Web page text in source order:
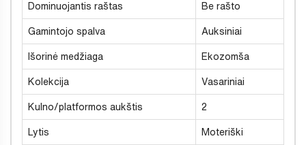
Dominuojantis raštas Be rašto
Gamintojo spalva Auksiniai
Išorinė medžiaga Ekozomša
Kolekcija Vasariniai
Kulno/platformos aukštis 2
Lytis Moteriški